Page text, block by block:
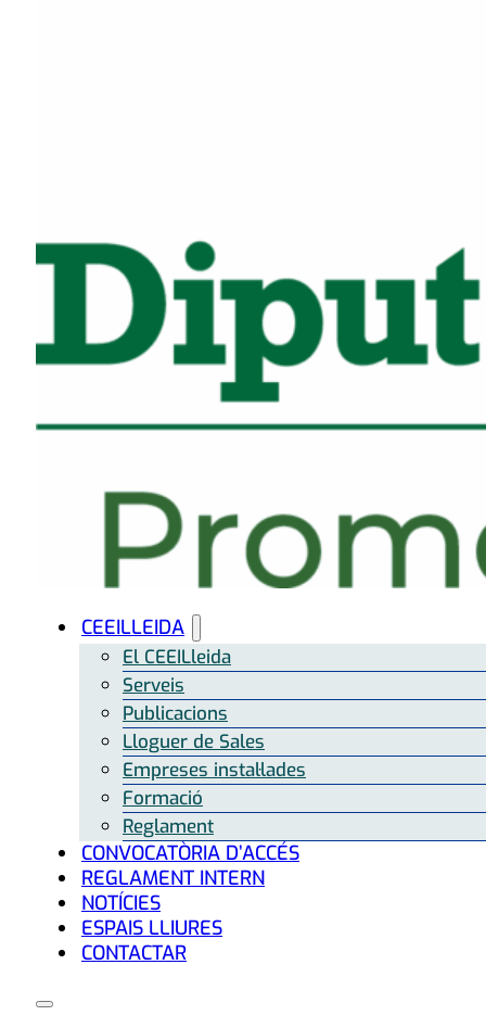
CEEILLEIDA
El CEEILleida
Serveis
Publicacions
Lloguer de Sales
Empreses instal·lades
Formació
Reglament
CONVOCATÒRIA D’ACCÉS
REGLAMENT INTERN
NOTÍCIES
ESPAIS LLIURES
CONTACTAR